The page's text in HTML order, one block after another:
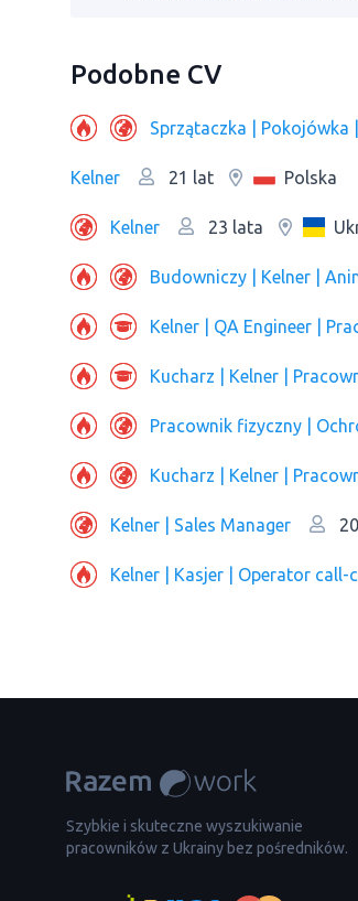
Podobne CV
Kelner 21 lat Polska
Kelner 23 lata
Kelner | QA Engineer |
Kucharz | Kelner |
Kucharz | Kelner |
Kelner | Sales Manager
Kelner | Kasjer | Operator call-
Szybkie i skuteczne wyszukiwanie
pracowników z Ukrainy bez pośredników.